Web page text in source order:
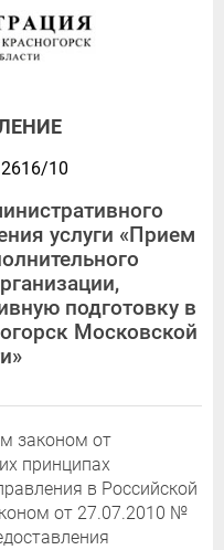
10
услуги «Прием
подготовку в
Московской
законом от
принципах
в Российской
от 27.07.2010 №